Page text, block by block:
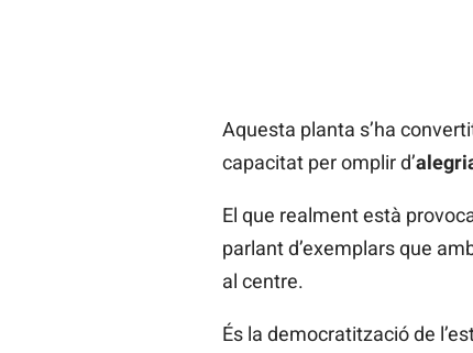
Aquesta planta s’ha
capacitat per omplir d’
El que realment està
parlant d’exemplars que
al centre.
És la democratització de